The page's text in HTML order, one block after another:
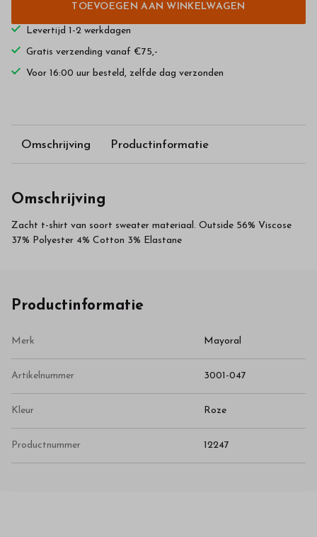
TOEVOEGEN AAN WINKELWAGEN
Levertijd 1-2 werkdagen
Gratis verzending vanaf €75,-
Voor 16:00 uur besteld, zelfde dag verzonden
Omschrijving Productinformatie
Omschrijving
Zacht t-shirt van soort sweater materiaal. Outside 56% Viscose
37% Polyester 4% Cotton 3% Elastane
Productinformatie
Merk Mayoral
Artikelnummer 3001-047
Kleur Roze
Productnummer 12247